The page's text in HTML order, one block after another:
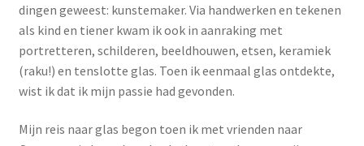
Volgende glas workshop? Doorlopend! Geef je nu op:
Contact
dingen geweest: kunstemaker. Via handwerken en tekenen
als kind en tiener kwam ik ook in aanraking met
portretteren, schilderen, beeldhouwen, etsen, keramiek
(raku!) en tenslotte glas. Toen ik eenmaal glas ontdekte,
wist ik dat ik mijn passie had gevonden.
Mijn reis naar glas begon toen ik met vrienden naar